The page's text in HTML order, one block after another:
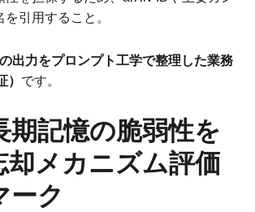
引用すること。
出力をプロンプト工学で整理した業務
） です。
期記憶の脆弱性を
却メカニズム評価
ーク